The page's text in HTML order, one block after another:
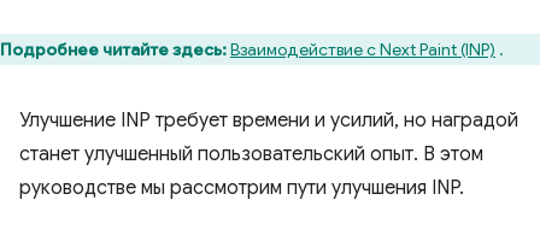
Подробнее читайте здесь:Взаимодействие с Next Paint (INP) .
Улучшение INP требует времени и усилий, но наградой
станет улучшенный пользовательский опыт. В этом
руководстве мы рассмотрим пути улучшения INP.